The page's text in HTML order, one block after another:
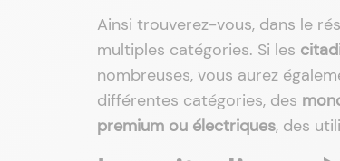
Ainsi trouverez-vous, dans le
multiples catégories. Si les
nombreuses, vous aurez
différentes catégories, des
premium ou électriques, des